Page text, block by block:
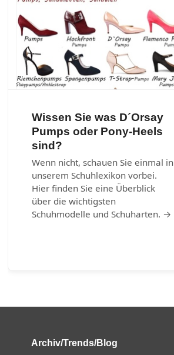
Wissen Sie was D´Orsay
Pumps oder Pony-Heels
sind?
Wenn nicht, schauen Sie einmal in
unserem Schuhlexikon vorbei.
Hier finden Sie eine Überblick
über die wichtigsten
Schuhmodelle und Schuharten. →
Archiv/Trends/Blog